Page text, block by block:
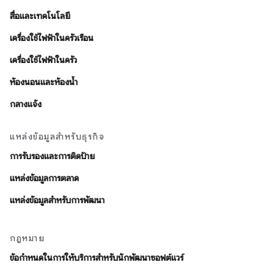
สื่อและเทคโนโลยี
เครื่องใช้ไฟฟ้าในครัวเรือน
เครื่องใช้ไฟฟ้าในครัว
ห้องนอนและห้องน้ำ
กลางแจ้ง
แหล่งข้อมูลสำหรับธุรกิจ
การรับรองและการติดป้าย
แหล่งข้อมูลการตลาด
แหล่งข้อมูลสำหรับการพัฒนา
กฎหมาย
ข้อกำหนดในการให้บริการสำหรับนักพัฒนาซอฟต์แวร์